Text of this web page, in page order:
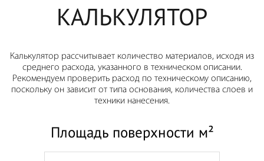
КАЛЬКУЛЯТОР
Калькулятор рассчитывает количество материалов, исходя из
среднего расхода, указанного в техническом описании.
Рекомендуем проверить расход по техническому описанию,
поскольку он зависит от типа основания, количества слоев и
техники нанесения.
Площадь поверхности м²